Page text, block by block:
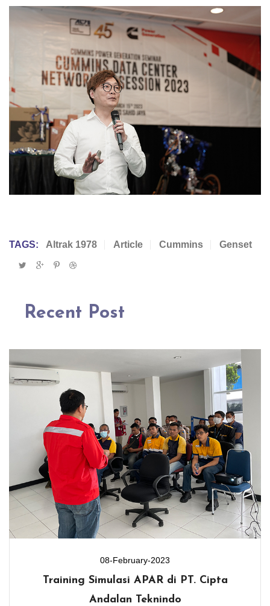
TAGS: Altrak 1978 Article Cummins Genset
Recent Post
08-February-2023
Training Simulasi APAR di PT. Cipta
Andalan Teknindo